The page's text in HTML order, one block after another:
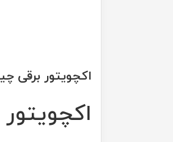
اکچویتور برقی